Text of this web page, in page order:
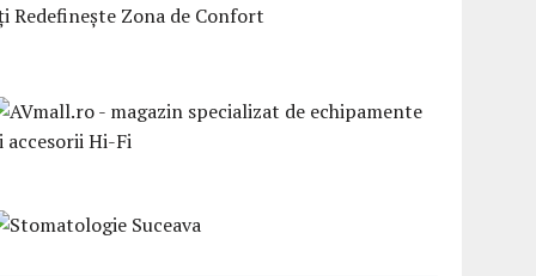
Redefinește Zona de Confort